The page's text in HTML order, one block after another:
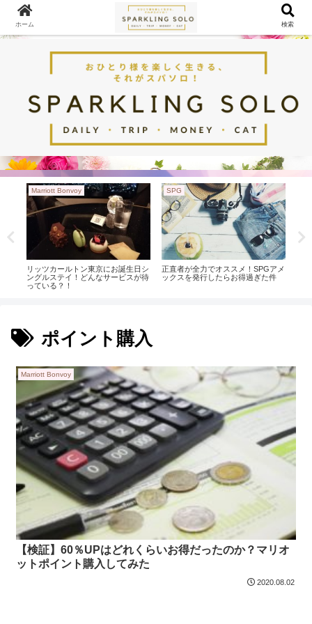
Marriott Bonvoy
リッツカールトン東京にお誕生日シ
ングルステイ！どんなサービスが待
っている？！
SPG
正直者が全力でオススメ！SPGアメ
ックスを発行したらお得過ぎた件
ポイント購入
Marriott Bonvoy
【検証】60％UPはどれくらいお得だったのか？マリオ
ットポイント購入してみた
2020.08.02
ホーム 検索